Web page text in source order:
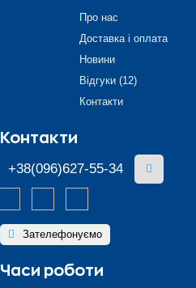
Про нас
Доставка і оплата
Новини
Відгуки (12)
Контакти
Контакти
+38(096)627-55-34
Зателефонуємо
Часи роботи